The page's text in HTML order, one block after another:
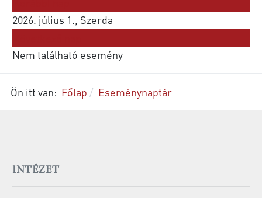
2026. július 1., Szerda
Nem található esemény
Ön itt van: Főlap Eseménynaptár
INTÉZET